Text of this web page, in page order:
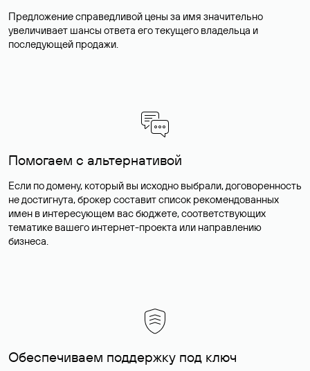
Предложение справедливой цены за имя значительно
увеличивает шансы ответа его текущего владельца и
последующей продажи.
Помогаем с альтернативой
Если по домену, который вы исходно выбрали, договоренность
не достигнута, брокер составит список рекомендованных
имен в интересующем вас бюджете, соответствующих
тематике вашего интернет-проекта или направлению
бизнеса.
Обеспечиваем поддержку под ключ